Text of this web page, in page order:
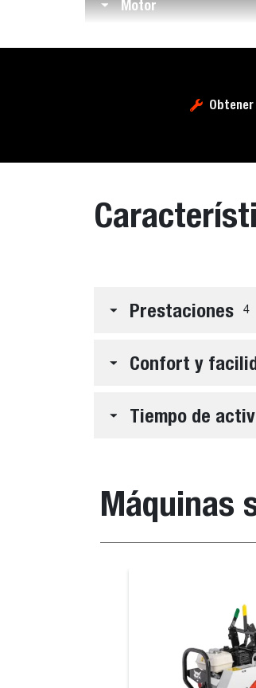
Motor
Prestaciones 4
Confort y
Tiempo de
Máquinas